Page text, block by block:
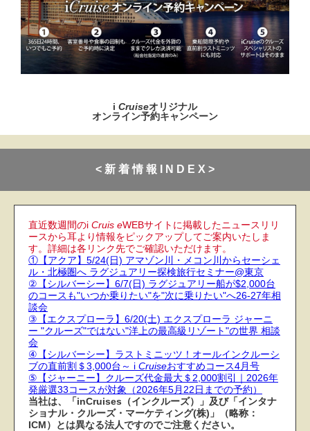
i Cruiseオリジナル
オンライン予約キャンペーン
< 新 着 情 報 I N D E X >
直近数週間のi Cruis eWEBサイトに掲載したニュースリリ
ースから耳より情報をピックアップしてご案内いたしま
す。詳細は各リンク先でご確認いただけます。
① 【アクア】5/24(日) アマゾン川・メコン川からセーシェ
ル・北極圏へ ラグジュアリー探検旅行セミナー@東京
②【シルバーシー】6/7(日) ラグジュアリー船が$2,000台
のコースも"いつか乗りたい"を"次に乗りたい"へ26-27年相
談会
③【エクスプローラ】6/20(土) エクスプローラ ジャーニ
ー "クルーズ"ではない"洋上の最高級リゾート"の世界 相談
会
④【シルバーシー】ラストミニッツ！オールインクルーシ
ブの直前割＄3,000台～ i Cruiseおすすめコース4月号
⑤【ジャーニー】クルーズ代金最大＄2,000割引｜2026年
発厳選33コースが対象（2026年5月22日までの予約）
当社は、「inCruises（インクルーズ）」及び「インタナ
ショナル・クルーズ・マーケティング(株)」（略称：
ICM）とは異なる法人ですのでご注意ください。